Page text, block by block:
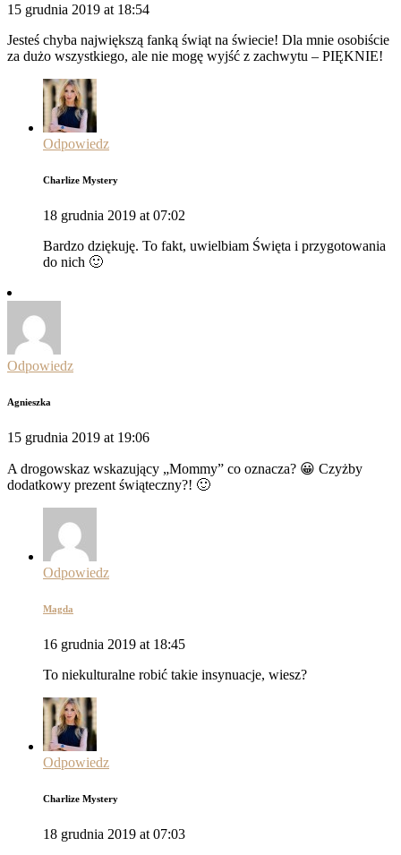
15 grudnia 2019 at 18:54
Jesteś chyba największą fanką świąt na świecie! Dla mnie osobiście
za dużo wszystkiego, ale nie mogę wyjść z zachwytu – PIĘKNIE!
Odpowiedz
Charlize Mystery
18 grudnia 2019 at 07:02
Bardzo dziękuję. To fakt, uwielbiam Święta i przygotowania
do nich 🙂
Odpowiedz
Agnieszka
15 grudnia 2019 at 19:06
A drogowskaz wskazujący „Mommy” co oznacza? 😀 Czyżby
dodatkowy prezent świąteczny?! 🙂
Odpowiedz
Magda
16 grudnia 2019 at 18:45
To niekulturalne robić takie insynuacje, wiesz?
Odpowiedz
Charlize Mystery
18 grudnia 2019 at 07:03